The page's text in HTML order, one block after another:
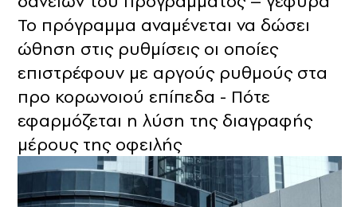
Το πρόγραμμα αναμένεται να δώσει
ώθηση στις ρυθμίσεις οι οποίες
επιστρέφουν με αργούς ρυθμούς στα
προ κορωνοιού επίπεδα - Πότε
εφαρμόζεται η λύση της διαγραφής
μέρους της οφειλής